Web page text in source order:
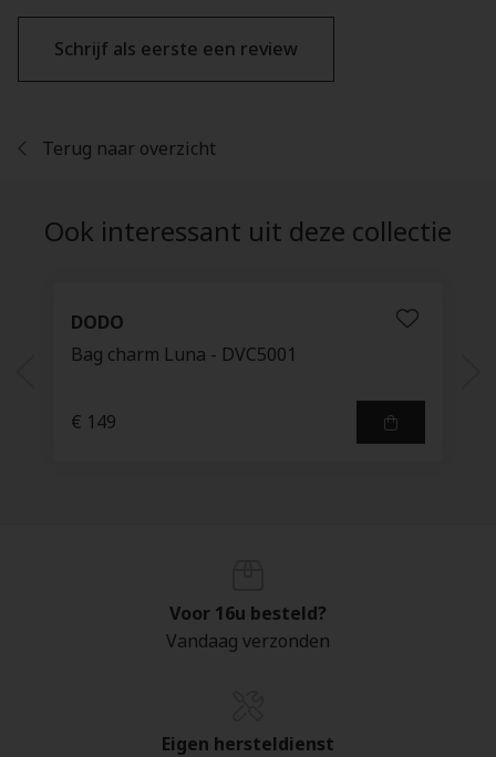
Schrijf als eerste een review
Terug naar overzicht
Ook interessant uit deze collectie
DODO
Bag charm Luna - DVC5001
€ 149
Voor 16u besteld?
Vandaag verzonden
Eigen hersteldienst